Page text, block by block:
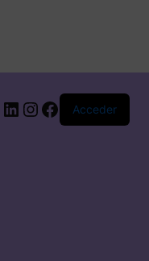
LinkedIn
Instagram
Facebook
Acceder